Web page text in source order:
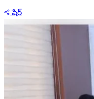
షేర్